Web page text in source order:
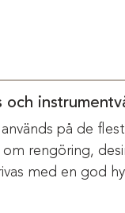
på de
rengöring,
med en god